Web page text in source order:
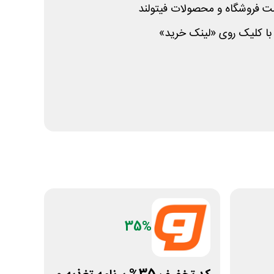
فروشگاه و محصولات فیتولند
با کلیک روی «لینک خرید»
35%